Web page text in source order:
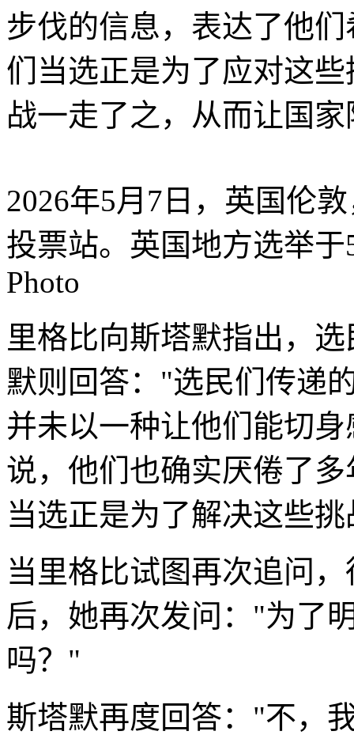
步伐的信息，表达了他
们当选正是为了应对这
战一走了之，从而让国
2026年5月7日，英国伦
投票站。英国地方选举
Photo
里格比向斯塔默指出，
默则回答："选民们传递
并未以一种让他们能切
说，他们也确实厌倦了
当选正是为了解决这些
当里格比试图再次追问
后，她再次发问："为了
吗？"
斯塔默再度回答："不，